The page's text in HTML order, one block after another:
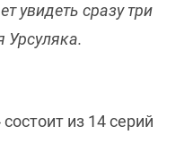
увидеть сразу три
Урсуляка.
из 14 серий